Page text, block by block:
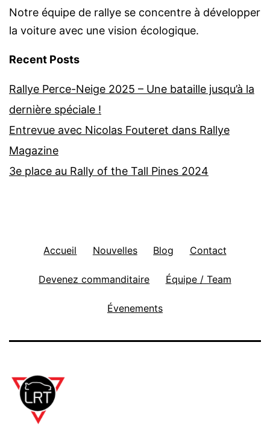
Notre équipe de rallye se concentre à développer
la voiture avec une vision écologique.
Recent Posts
Rallye Perce-Neige 2025 – Une bataille jusqu’à la
dernière spéciale !
Entrevue avec Nicolas Fouteret dans Rallye
Magazine
3e place au Rally of the Tall Pines 2024
Accueil Nouvelles Blog Contact
Devenez commanditaire Équipe / Team
Évenements